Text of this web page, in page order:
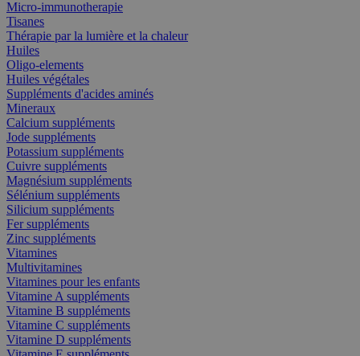
Micro-immunotherapie
Tisanes
Thérapie par la lumière et la chaleur
Huiles
Oligo-elements
Huiles végétales
Suppléments d'acides aminés
Mineraux
Calcium suppléments
Jode suppléments
Potassium suppléments
Cuivre suppléments
Magnésium suppléments
Sélénium suppléments
Silicium suppléments
Fer suppléments
Zinc suppléments
Vitamines
Multivitamines
Vitamines pour les enfants
Vitamine A suppléments
Vitamine B suppléments
Vitamine C suppléments
Vitamine D suppléments